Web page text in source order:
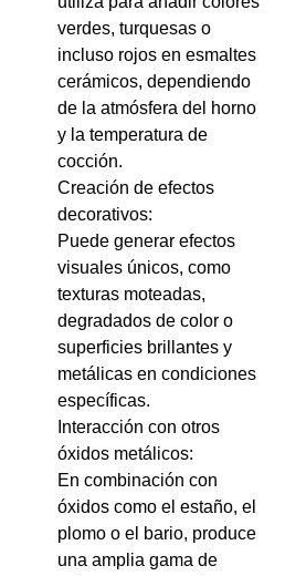
verdes, turquesas o
incluso rojos en esmaltes
cerámicos, dependiendo
de la atmósfera del horno
y la temperatura de
cocción.
Creación de efectos
decorativos:
Puede generar efectos
visuales únicos, como
texturas moteadas,
degradados de color o
superficies brillantes y
metálicas en condiciones
específicas.
Interacción con otros
óxidos metálicos:
En combinación con
óxidos como el estaño, el
plomo o el bario, produce
una amplia gama de